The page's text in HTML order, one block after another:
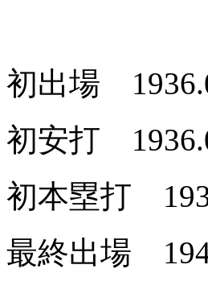
初出場
初安打
初本塁打
最終出場